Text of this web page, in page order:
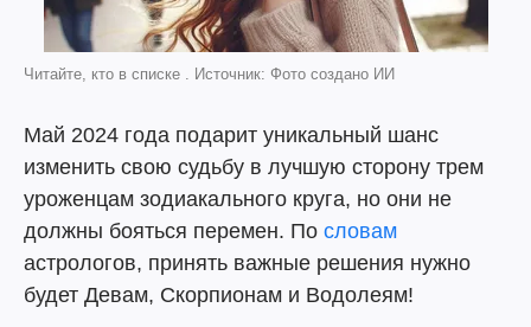
Читайте, кто в списке . Источник: Фото создано ИИ
Май 2024 года подарит уникальный шанс
изменить свою судьбу в лучшую сторону трем
уроженцам зодиакального круга, но они не
должны бояться перемен. По словам
астрологов, принять важные решения нужно
будет Девам, Скорпионам и Водолеям!